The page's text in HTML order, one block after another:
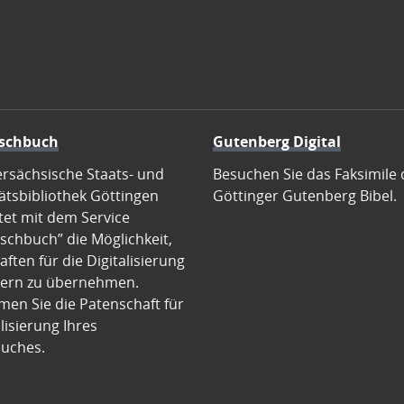
Staats- und
Göttingen
mit dem Service
die Möglichkeit,
für die Digitalisierung
zu übernehmen.
Sie die Patenschaft für
Ihres
Gutenberg Digital
Besuchen Sie das Faksimile
Göttinger Gutenberg Bibel.